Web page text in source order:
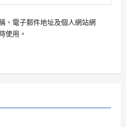
、電子郵件地址及個人網站網
使用。